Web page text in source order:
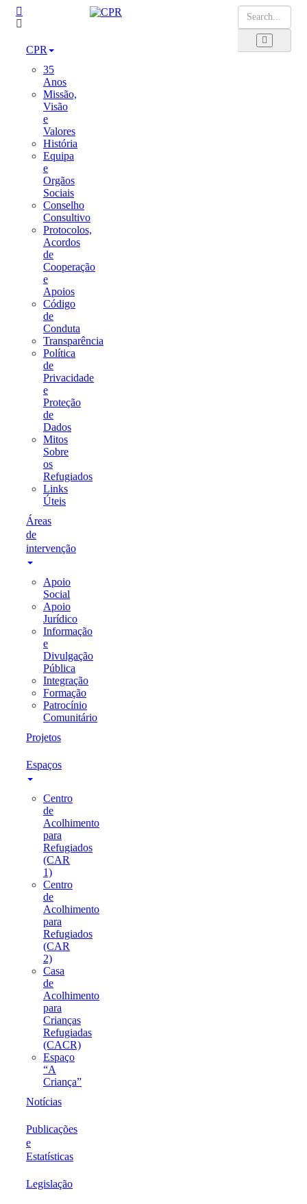
CPR
35
Anos
Missão,
Visão
e
Valores
História
Equipa
e
Orgãos
Sociais
Conselho
Consultivo
Protocolos,
Acordos
de
Cooperação
e
Apoios
Código
de
Conduta
Transparência
Política
de
Privacidade
e
Proteção
de
Dados
Mitos
Sobre
os
Refugiados
Links
Úteis
Áreas
de
intervenção
Apoio
Social
Apoio
Jurídico
Informação
e
Divulgação
Pública
Integração
Formação
Patrocínio
Comunitário
Projetos
Espaços
Centro
de
Acolhimento
para
Refugiados
(CAR
1)
Centro
de
Acolhimento
para
Refugiados
(CAR
2)
Casa
de
Acolhimento
para
Crianças
Refugiadas
(CACR)
Espaço
“A
Criança”
Notícias
Publicações
e
Estatísticas
Legislação